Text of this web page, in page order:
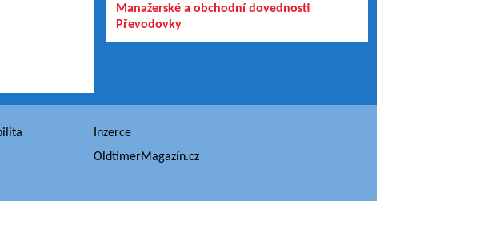
Manažerské a obchodní dovednosti
Převodovky
Inzerce
OldtimerMagazín.cz